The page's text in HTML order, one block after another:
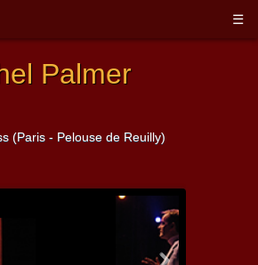
☰
Palmer
(Paris - Pelouse de Reuilly)